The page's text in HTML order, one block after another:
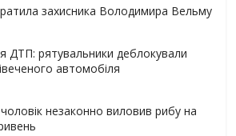
захисника Володимира Вельму
ДТП: рятувальники деблокували
автомобіля
незаконно виловив рибу на